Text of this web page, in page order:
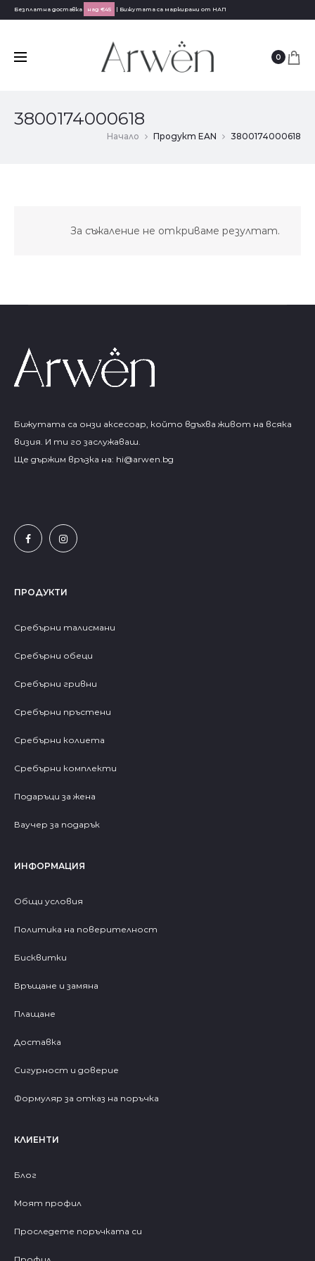
Безплатна доставка над €45 | Бижутата са маркирани от НАП
0
3800174000618
Начало Продукт EAN 3800174000618
За съжаление не откриваме резултат.
Бижутата са онзи аксесоар, който вдъхва живот на всяка
визия. И ти го заслужаваш.
Ще държим връзка на: hi@arwen.bg
ПРОДУКТИ
Сребърни талисмани
Сребърни обеци
Сребърни гривни
Сребърни пръстени
Сребърни колиета
Сребърни комплекти
Подаръци за жена
Ваучер за подарък
ИНФОРМАЦИЯ
Общи условия
Политика на поверителност
Бисквитки
Връщане и замяна
Плащане
Доставка
Сигурност и доверие
Формуляр за отказ на поръчка
КЛИЕНТИ
Блог
Моят профил
Проследете поръчката си